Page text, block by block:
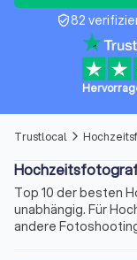
verified_user82
Trustlocal arrow_forward_ios
Top 10 der besten
unabhängig. Für
andere